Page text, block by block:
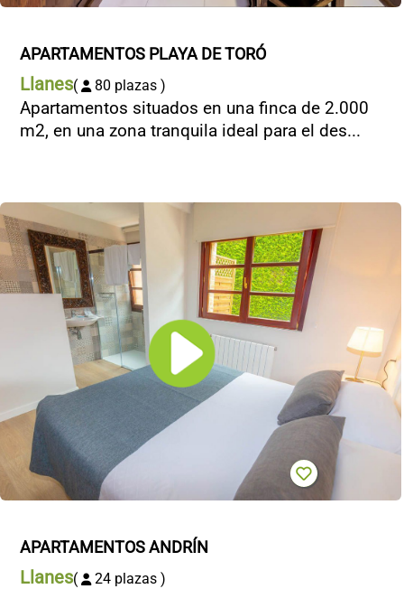
APARTAMENTOS PLAYA DE TORÓ
Llanes( 80 plazas )
Apartamentos situados en una finca de 2.000
m2, en una zona tranquila ideal para el des...
APARTAMENTOS ANDRÍN
Llanes( 24 plazas )